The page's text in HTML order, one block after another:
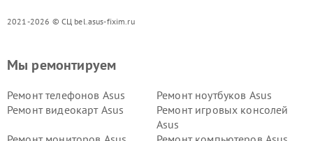
2021-2026 © СЦ bel.asus-fixim.ru
Мы ремонтируем
Ремонт телефонов Asus
Ремонт ноутбуков Asus
Ремонт видеокарт Asus
Ремонт игровых консолей
Asus